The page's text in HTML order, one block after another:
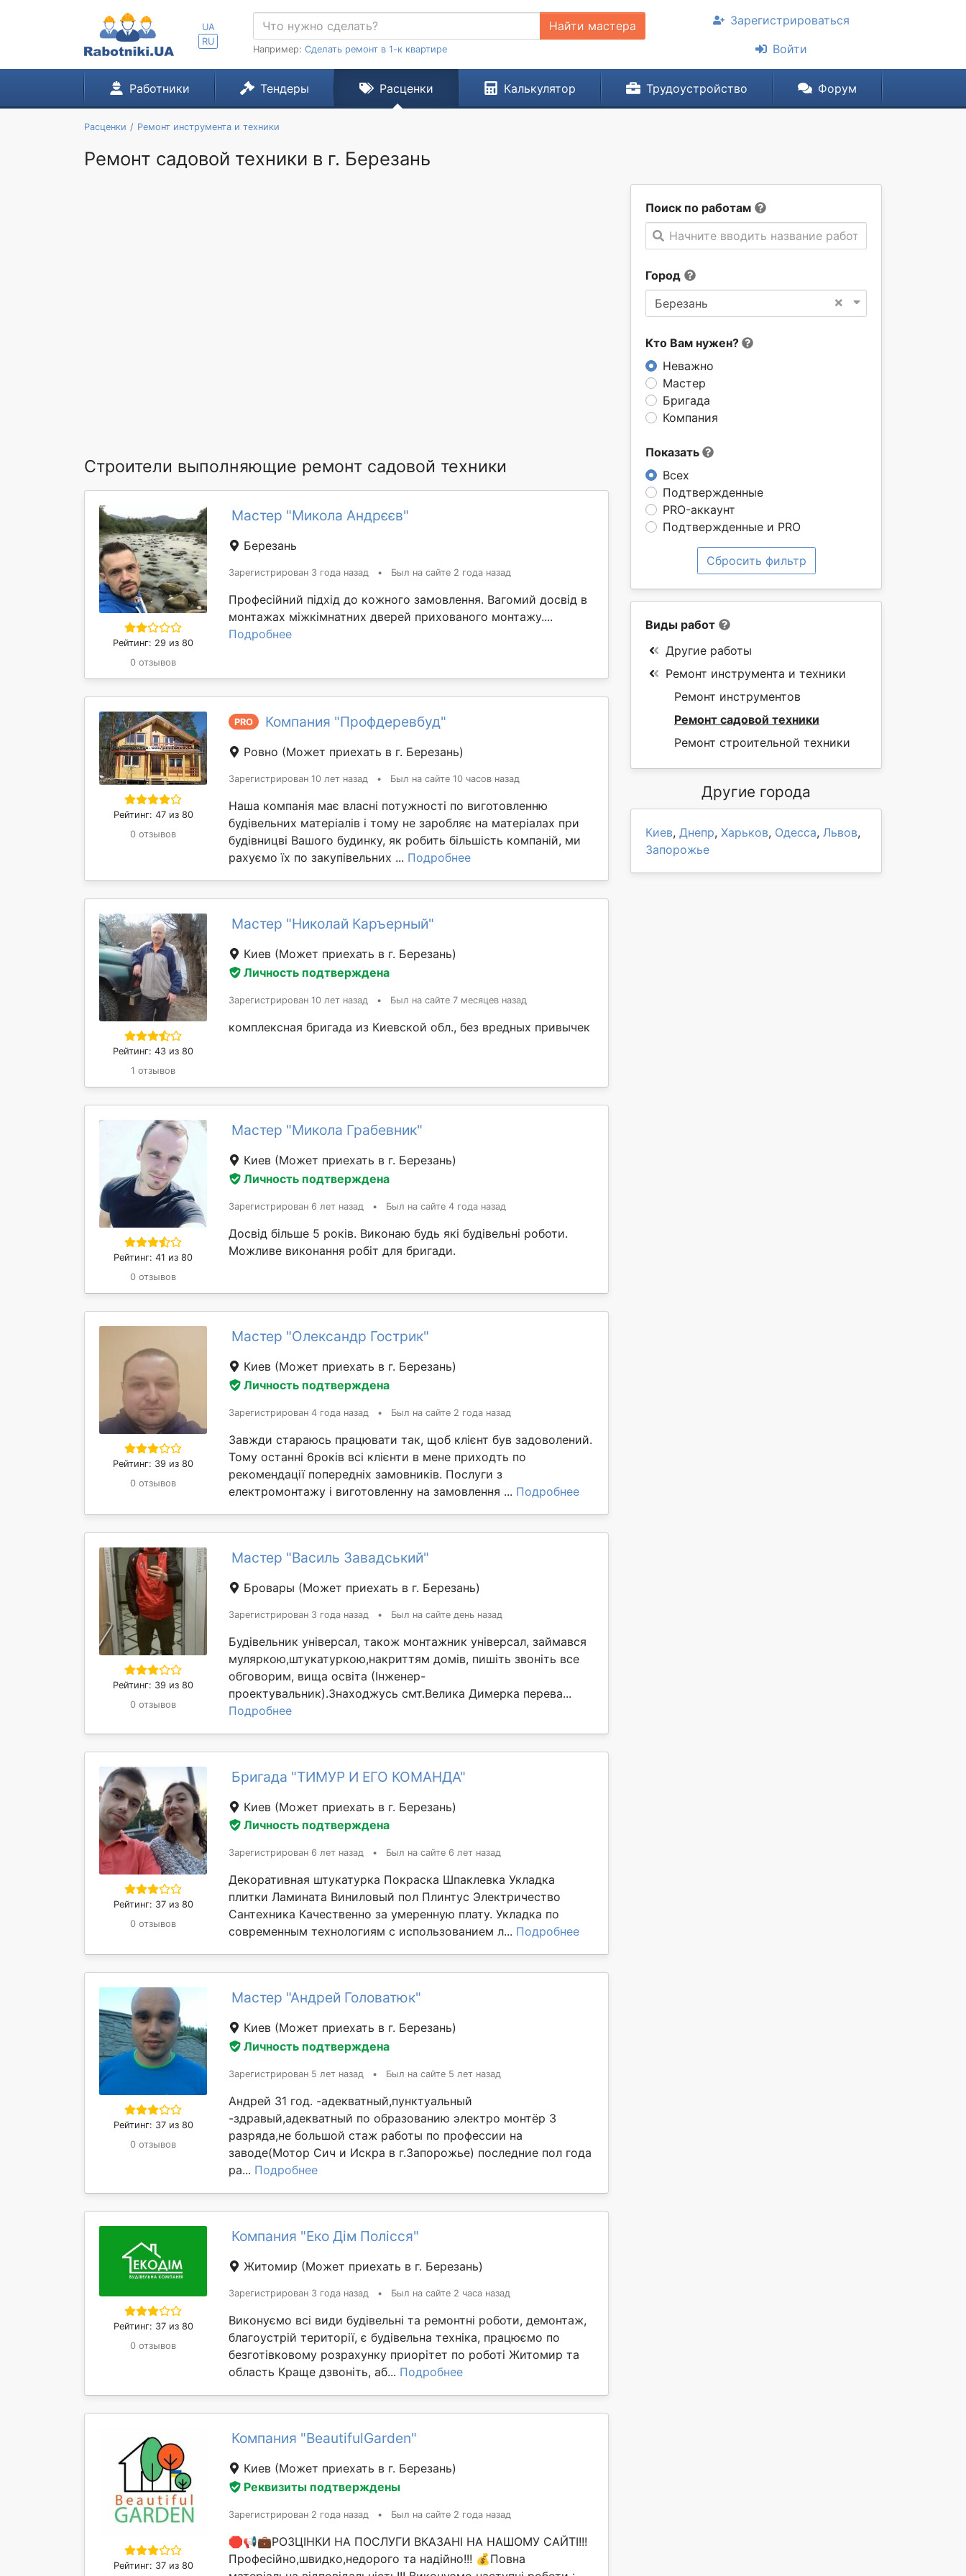
UA
RU
Найти мастера
Например: Сделать ремонт в 1-к квартире
Зарегистрироваться
Войти
Работники Тендеры Расценки Калькулятор Трудоустройство Форум
Расценки Ремонт инструмента и техники
Ремонт садовой техники в г. Березань
Поиск по работам
Начните вводить название работы
Город
×
Березань
Кто Вам нужен?
Неважно
Мастер
Бригада
Компания
Показать
Всех
Подтвержденные
PRO-аккаунт
Подтвержденные и PRO
Сбросить фильтр
Строители выполняющие ремонт садовой техники
Рейтинг: 29 из 80
0 отзывов
Мастер "Микола Андрєєв"
Березань
Зарегистрирован 3 года назад • Был на сайте 2 года назад
Професійний підхід до кожного замовлення. Вагомий досвід в
монтажах міжкімнатних дверей прихованого монтажу....
Подробнее
Рейтинг: 47 из 80
0 отзывов
PRO Компания "Профдеревбуд"
Ровно (Может приехать в г. Березань)
Зарегистрирован 10 лет назад • Был на сайте 10 часов назад
Наша компанія має власні потужності по виготовленню
будівельних матеріалів і тому не заробляє на матеріалах при
будівницві Вашого будинку, як робить більшість компаній, ми
рахуємо їх по закупівельних ... Подробнее
Рейтинг: 43 из 80
1 отзывов
Мастер "Николай Каръерный"
Киев (Может приехать в г. Березань)
Личность подтверждена
Зарегистрирован 10 лет назад • Был на сайте 7 месяцев назад
комплексная бригада из Киевской обл., без вредных привычек
Рейтинг: 41 из 80
0 отзывов
Мастер "Микола Грабевник"
Киев (Может приехать в г. Березань)
Личность подтверждена
Зарегистрирован 6 лет назад • Был на сайте 4 года назад
Досвід більше 5 років. Виконаю будь які будівельні роботи.
Можливе виконання робіт для бригади.
Рейтинг: 39 из 80
0 отзывов
Мастер "Олександр Гострик"
Киев (Может приехать в г. Березань)
Личность подтверждена
Зарегистрирован 4 года назад • Был на сайте 2 года назад
Завжди стараюсь працювати так, щоб клієнт був задоволений.
Тому останні 6років всі клієнти в мене приходть по
рекомендації попередніх замовників. Послуги з
електромонтажу і виготовленну на замовлення ... Подробнее
Рейтинг: 39 из 80
0 отзывов
Мастер "Василь Завадський"
Бровары (Может приехать в г. Березань)
Зарегистрирован 3 года назад • Был на сайте день назад
Будівельник універсал, також монтажник універсал, займався
муляркою,штукатуркою,накриттям домів, пишіть звоніть все
обговорим, вища освіта (Інженер-
проектувальник).Знаходжусь смт.Велика Димерка перева...
Подробнее
Рейтинг: 37 из 80
0 отзывов
Бригада "ТИМУР И ЕГО КОМАНДА"
Киев (Может приехать в г. Березань)
Личность подтверждена
Зарегистрирован 6 лет назад • Был на сайте 6 лет назад
Декоративная штукатурка Покраска Шпаклевка Укладка
плитки Ламината Виниловый пол Плинтус Электричество
Сантехника Качественно за умеренную плату. Укладка по
современным технологиям с использованием л... Подробнее
Рейтинг: 37 из 80
0 отзывов
Мастер "Андрей Головатюк"
Киев (Может приехать в г. Березань)
Личность подтверждена
Зарегистрирован 5 лет назад • Был на сайте 5 лет назад
Андрей 31 год. -адекватный,пунктуальный
-здравый,адекватный по образованию электро монтёр 3
разряда,не большой стаж работы по профессии на
заводе(Мотор Сич и Искра в г.Запорожье) последние пол года
ра... Подробнее
Рейтинг: 37 из 80
0 отзывов
Компания "Еко Дім Полісся"
Житомир (Может приехать в г. Березань)
Зарегистрирован 3 года назад • Был на сайте 2 часа назад
Виконуємо всі види будівельні та ремонтні роботи, демонтаж,
благоустрій території, є будівельна техніка, працюємо по
безготівковому розрахунку приорітет по роботі Житомир та
область Краще дзвоніть, аб... Подробнее
Рейтинг: 37 из 80
Компания "BeautifulGarden"
Киев (Может приехать в г. Березань)
Реквизиты подтверждены
Зарегистрирован 2 года назад • Был на сайте 2 года назад
🛑📢💼РОЗЦІНКИ НА ПОСЛУГИ ВКАЗАНІ НА НАШОМУ САЙТІ!!!
Професійно,швидко,недорого та надійно!!! 💰Повна
Виды работ
Другие работы
Ремонт инструмента и техники
Ремонт инструментов
Ремонт садовой техники
Ремонт строительной техники
Другие города
Киев, Днепр, Харьков, Одесса, Львов,
Запорожье